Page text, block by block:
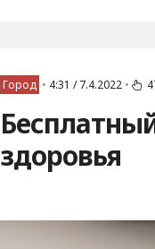
Город • 4:31 / 7.4.2022 •
здоровья